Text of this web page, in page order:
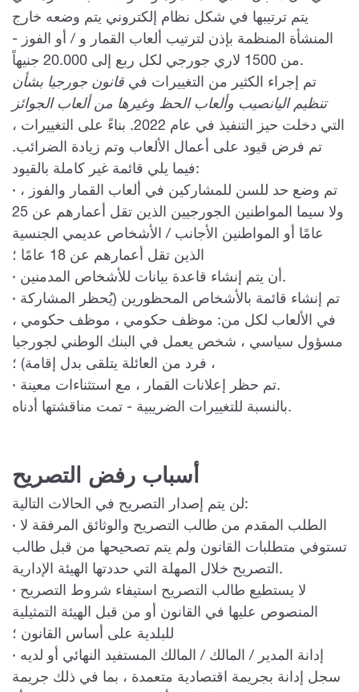
يتم ترتيبها في شكل نظام إلكتروني يتم وضعه خارج
المنشأة المنظمة بإذن لترتيب ألعاب القمار و / أو الفوز -
من 1500 لاري جورجي لكل ربع إلى 20.000 جنيهاً.
تم إجراء الكثير من التغييرات في قانون جورجيا بشأن
تنظيم اليانصيب وألعاب الحظ وغيرها من ألعاب الجوائز
التي دخلت حيز التنفيذ في عام 2022. بناءً على التغييرات ،
تم فرض قيود على أعمال الألعاب وتم زيادة الضرائب.
فيما يلي قائمة غير كاملة بالقيود:
· تم وضع حد للسن للمشاركين في ألعاب القمار والفوز ،
ولا سيما المواطنين الجورجيين الذين تقل أعمارهم عن 25
عامًا أو المواطنين الأجانب / الأشخاص عديمي الجنسية
الذين تقل أعمارهم عن 18 عامًا ؛
· أن يتم إنشاء قاعدة بيانات للأشخاص المدمنين.
· تم إنشاء قائمة بالأشخاص المحظورين (يُحظر المشاركة
في الألعاب لكل من: موظف حكومي ، موظف حكومي ،
مسؤول سياسي ، شخص يعمل في البنك الوطني لجورجيا
، فرد من العائلة يتلقى بدل إقامة) ؛
· تم حظر إعلانات القمار ، مع استثناءات معينة.
بالنسبة للتغييرات الضريبية - تمت مناقشتها أدناه.
أسباب رفض التصريح
لن يتم إصدار التصريح في الحالات التالية:
· الطلب المقدم من طالب التصريح والوثائق المرفقة لا
تستوفي متطلبات القانون ولم يتم تصحيحها من قبل طالب
التصريح خلال المهلة التي حددتها الهيئة الإدارية.
· لا يستطيع طالب التصريح استيفاء شروط التصريح
المنصوص عليها في القانون أو من قبل الهيئة التمثيلية
للبلدية على أساس القانون ؛
· إدانة المدير / المالك / المالك المستفيد النهائي أو لديه
سجل إدانة بجريمة اقتصادية متعمدة ، بما في ذلك جريمة